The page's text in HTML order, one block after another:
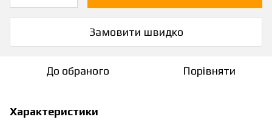
Замовити швидко
До обраного Порівняти
Характеристики